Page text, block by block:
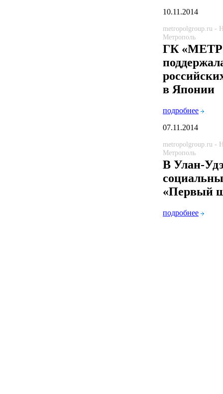
10.11.2014
metropolgroup.ru -
Метрополь
ГК
в Японии
подробнее
07.11.2014
metropolgroup.ru -
Метрополь
В Улан-
«Первый
подробнее